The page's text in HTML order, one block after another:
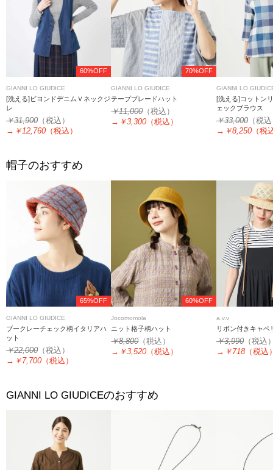
60%OFF
GIANNI LO GIUDICE
[洗える]ビヨンドデニムＶネックジ
レ
￥31,900 （税込）
→ ￥12,760 （税込）
70%OFF
GIANNI LO GIUDICE
テープブレードハット
￥11,000（税込）
→ ￥3,300 （税込）
GIANNI LO
[洗える]コットン
ェックブラウス
￥33,000（税
→ ￥8,250（税
帽子のおすすめ
65%OFF
GIANNI LO GIUDICE
ブークレーチェック柄イタリアハ
ット
￥22,000 （税込）
→ ￥7,700 （税込）
60%OFF
Jocomomola
ニット格子柄ハット
￥8,800（税込）
→ ￥3,520 （税込）
a.v.v
リボン付きキャペ
￥3,990（税込
→ ￥718（税込
GIANNI LO GIUDICEのおすすめ